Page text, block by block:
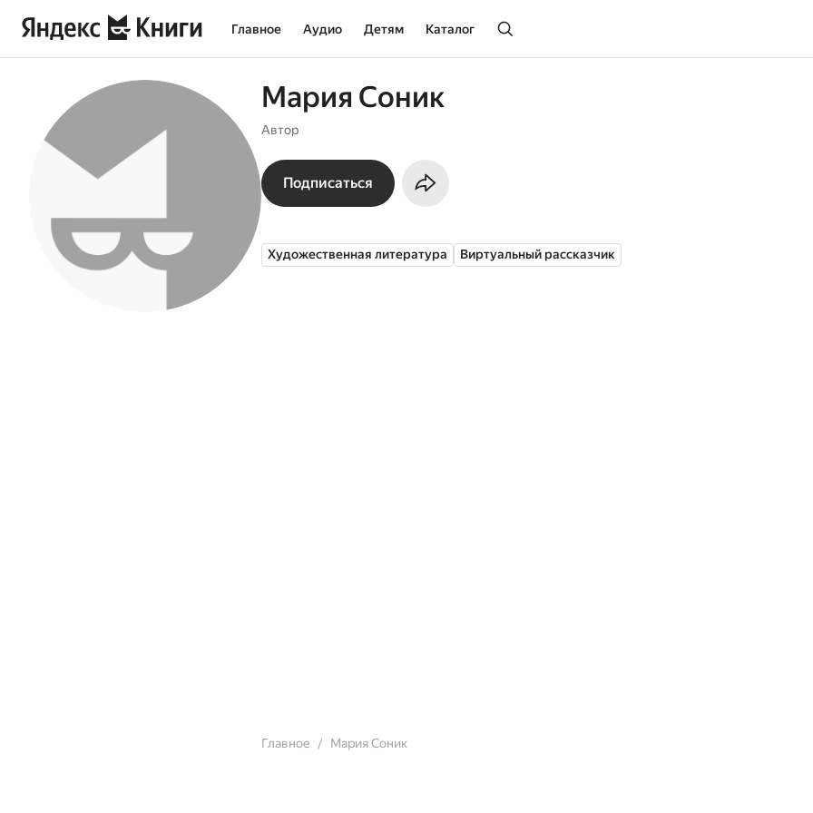
Главное Аудио Детям Каталог
Мария Соник
Автор
Подписаться
Художественная литература Виртуальный рассказчик
Главное Мария Соник